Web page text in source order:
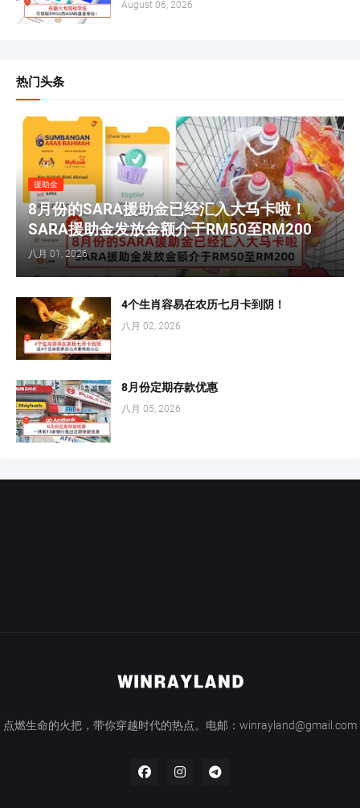
August 06, 2026
热门头条
援助金
8月份的SARA援助金已经汇入大马卡啦！
SARA援助金发放金额介于RM50至RM200
八月 01, 2026
4个生肖容易在农历七月卡到阴！
八月 02, 2026
8月份定期存款优惠
八月 05, 2026
点燃生命的火把，带你穿越时代的热点。电邮：winrayland@gmail.com